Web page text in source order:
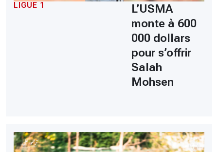
LIGUE 1
L’USMA
monte à 600
000 dollars
pour s’offrir
Salah
Mohsen